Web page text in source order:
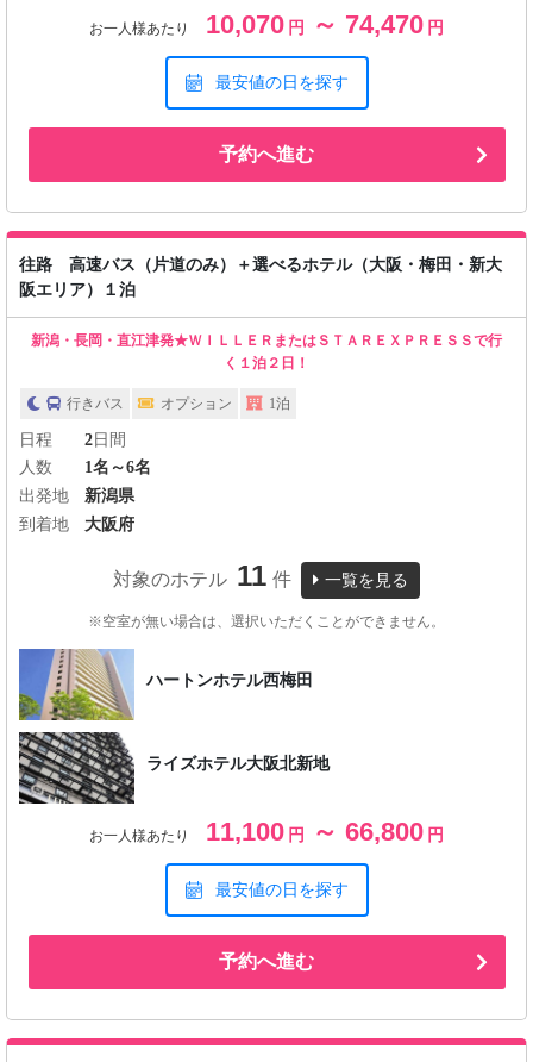
お一人様あたり 10,070 円 ～ 74,470 円
最安値の日を探す
予約へ進む
往路 高速バス（片道のみ）＋選べるホテル（大阪・梅田・新大
阪エリア）１泊
新潟・長岡・直江津発★ＷＩＬＬＥＲまたはＳＴＡＲＥＸＰＲＥＳＳで行
く１泊２日！
行きバス オプション 1泊
日程 2 日間
人数
1名～6名
出発地
新潟県
到着地
大阪府
対象のホテル 11 件 一覧を見る
※空室が無い場合は、選択いただくことができません。
ハートンホテル西梅田
ライズホテル大阪北新地
お一人様あたり 11,100 円 ～ 66,800 円
最安値の日を探す
予約へ進む